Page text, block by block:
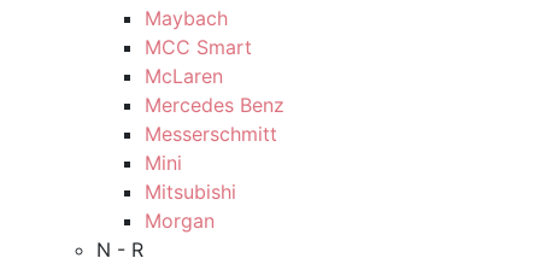
Maybach
MCC Smart
McLaren
Mercedes Benz
Messerschmitt
Mini
Mitsubishi
Morgan
N - R